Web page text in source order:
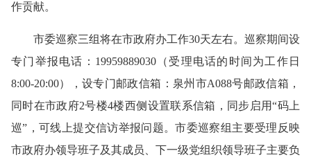
作贡献。
市委巡察三组将在市政府办工作30天左右。巡察期间设
专门举报电话： 19959889030（受理电话的时间为工作日
8:00-20:00），设专门邮政信箱： 泉州市A088号邮政信箱，
同时在市政府2号楼4楼西侧设置联系信箱 ，同步启用“码上
巡” ，可线上提交信访举报问题。市委巡察组主要受理反映
市政府办领导班子及其成员、下一级党组织领导班子主要负